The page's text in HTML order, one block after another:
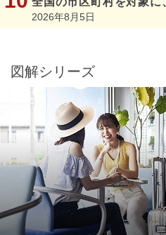
2026年8月5日
図解シリーズ